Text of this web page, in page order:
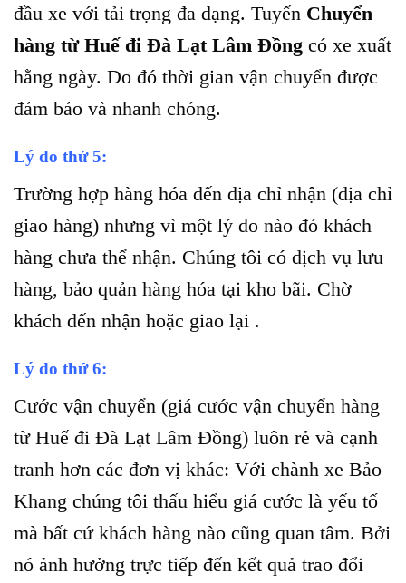
đầu xe với tải trọng đa dạng. Tuyến Chuyển
hàng từ Huế đi Đà Lạt Lâm Đồng có xe xuất
hằng ngày. Do đó thời gian vận chuyển được
đảm bảo và nhanh chóng.
Lý do thứ 5:
Trường hợp hàng hóa đến địa chỉ nhận (địa chỉ
giao hàng) nhưng vì một lý do nào đó khách
hàng chưa thể nhận. Chúng tôi có dịch vụ lưu
hàng, bảo quản hàng hóa tại kho bãi. Chờ
khách đến nhận hoặc giao lại .
Lý do thứ 6:
Cước vận chuyển (giá cước vận chuyển hàng
từ Huế đi Đà Lạt Lâm Đồng) luôn rẻ và cạnh
tranh hơn các đơn vị khác: Với chành xe Bảo
Khang chúng tôi thấu hiểu giá cước là yếu tố
mà bất cứ khách hàng nào cũng quan tâm. Bởi
nó ảnh hưởng trực tiếp đến kết quả trao đổi